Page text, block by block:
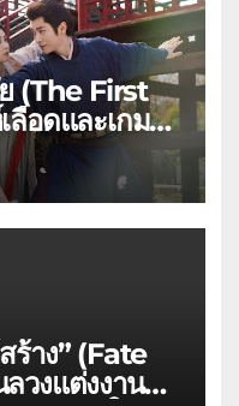
(The First
ลือดและเกม
เหล่ย บน
ร้าง” (Fate
วงแต่งงานที่